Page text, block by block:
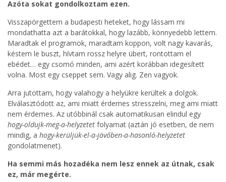
Azóta sokat gondolkoztam ezen.
Visszapörgettem a budapesti heteket, hogy lássam mi
mondathatta azt a barátokkal, hogy lazább, könnyedebb lettem.
Maradtak el programok, maradtam koppon, volt nagy kavarás,
késtem le buszt, hívtam rossz helyre übert, rontottam el
ebédet… egy csomó minden, ami azért korábban idegesített
volna. Most egy cseppet sem. Vagy alig. Zen vagyok.
Arra jutottam, hogy valahogy a helyükre kerültek a dolgok.
Elválasztódott az, ami miatt érdemes stresszelni, meg ami miatt
nem érdemes. Az utóbbinál csak automatikusan elindul egy
hogy-oldujk-meg-a-helyzetet folyamat (aztán jó esetben, de nem
mindig, a hogy-kerüljük-el-a-jövőben-a-hasonló-helyzetet
gondolatmenet).
Ha semmi más hozadéka nem lesz ennek az útnak, csak
ez, már megérte.